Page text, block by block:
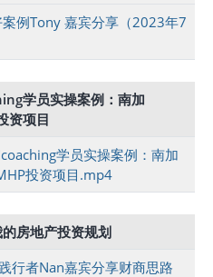
例Tony 嘉宾分享（2023年7
学员实操案例：南加
资项目
学员实操案例：南加
投资项目.mp4
房地产投资规划
行者Nan嘉宾分享财商思路